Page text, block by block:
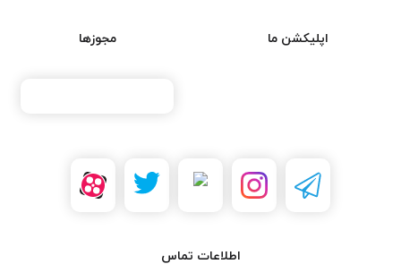
اپلیکشن ما مجوزها
اطلاعات تماس